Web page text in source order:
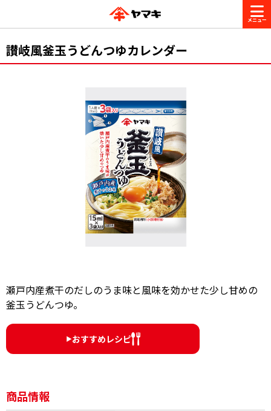
商品情報
ヤマキ『めんつゆ』 ヤマキ 割烹白だし
韓福善シリーズ
おいしいレシピを探す
おいしいレシピトップ
かつお節レシピ
かつお節・だしを楽しむ
だしコミュ
- ヤマキ かつお節プラス®
コミュニティサイト
讃岐風釜玉うどんつゆカレンダー
瀬戸内産煮干のだしのうま味と風味を効かせた少し甘めの
釜玉うどんつゆ。
▶︎おすすめレシピ
商品情報